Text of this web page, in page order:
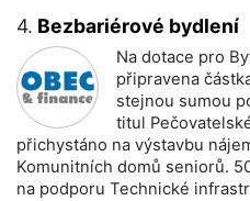
4. Bezbariérové bydlení
Na dotace pro
připravena
stejnou sumou
titul
přichystáno na výstavbu
Komunitních domů seniorů.
na podporu Technické